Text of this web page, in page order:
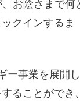
お陰さまで何
クインするま
ー事業を展開し
ることができ、